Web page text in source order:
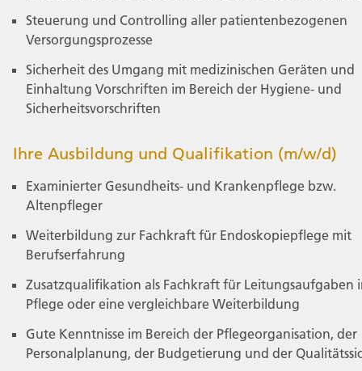
Steuerung und Controlling aller patientenbezogenen
Versorgungsprozesse
Sicherheit des Umgang mit medizinischen Geräten und
Einhaltung Vorschriften im Bereich der Hygiene- und
Sicherheitsvorschriften
Ihre Ausbildung und Qualifikation (m/w/d)
Examinierter Gesundheits- und Krankenpflege bzw.
Altenpfleger
Weiterbildung zur Fachkraft für Endoskopiepflege mit
Berufserfahrung
Zusatzqualifikation als Fachkraft für Leitungsaufgaben
Pflege oder eine vergleichbare Weiterbildung
Gute Kenntnisse im Bereich der Pflegeorganisation, der
Personalplanung, der Budgetierung und der